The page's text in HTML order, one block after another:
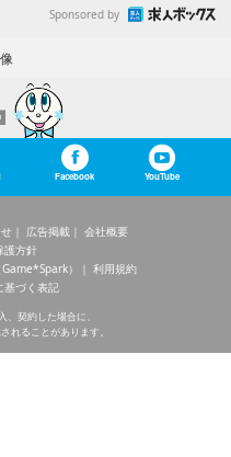
Sponsored by
Facebook YouTube
広告掲載
会社概要
護方針
）
利用規約
基づく表記
契約した場合に、
れることがあります。
画像の無断転載を禁じます。